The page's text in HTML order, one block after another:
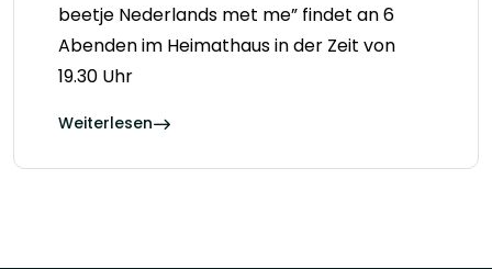
beetje Nederlands met me” findet an 6
Abenden im Heimathaus in der Zeit von
19.30 Uhr
Weiterlesen